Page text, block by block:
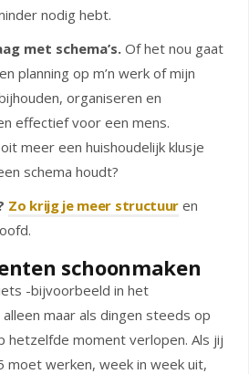
nodig hebt.
met schema’s. Of het nou gaat
planning op m’n werk of mijn
organiseren en
effectief voor een mens.
meer een huishoudelijk klusje
schema houdt?
Zo krijg je meer structuur en
schoonmaken
-bijvoorbeeld in het
maar als dingen steeds op
hetzelfde moment verlopen. Als jij
moet werken, week in week uit,